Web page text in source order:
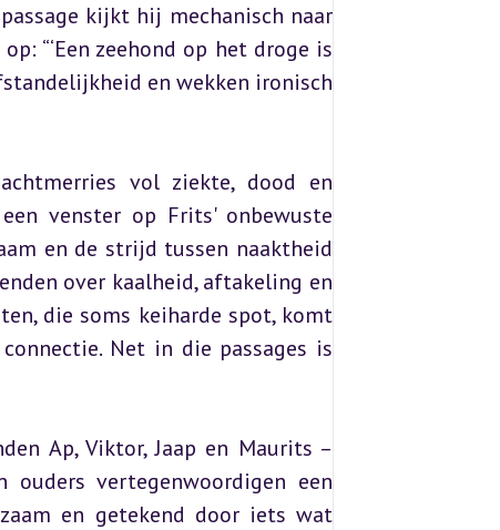
kijkt hij mechanisch naar
“‘Een zeehond op het droge is
en wekken ironisch
vol ziekte, dood en
venster op Frits' onbewuste
en de strijd tussen naaktheid
over kaalheid, aftakeling en
die soms keiharde spot, komt
Net in die passages is
Ap, Viktor, Jaap en Maurits –
vertegenwoordigen een
en getekend door iets wat